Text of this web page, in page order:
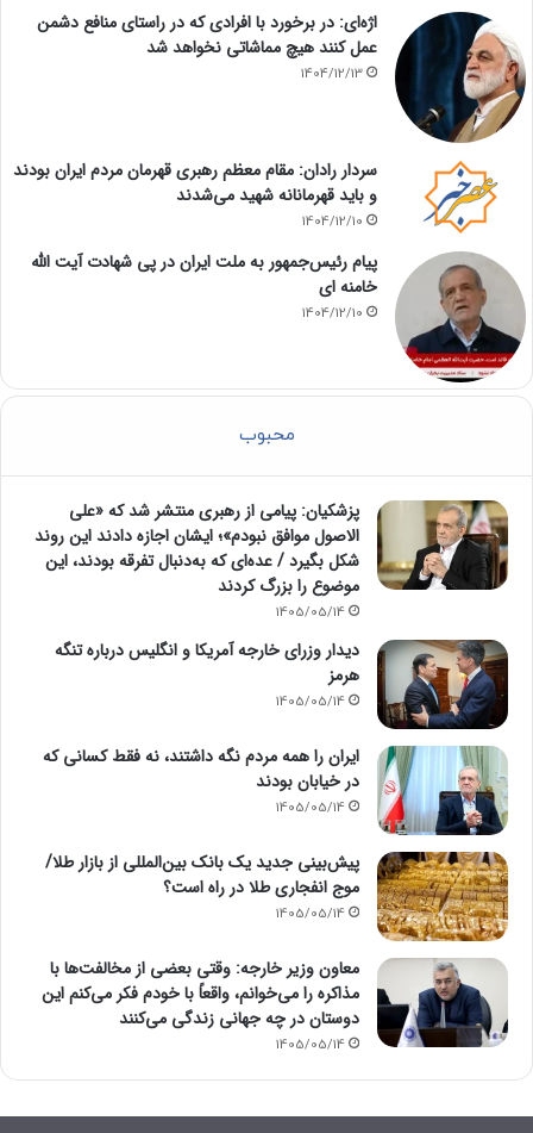
اژه‌ای: در برخورد با افرادی که در راستای منافع دشمن
عمل کنند هیچ مماشاتی نخواهد شد
1404/12/13
سردار رادان: مقام معظم رهبری قهرمان مردم ایران بودند
و باید قهرمانانه شهید می‌شدند
1404/12/10
پیام رئیس‌جمهور به ملت ایران در پی شهادت آیت الله
خامنه ای
1404/12/10
محبوب
پزشکیان: پیامی از رهبری منتشر شد که «علی
الاصول موافق نبودم»؛ ایشان اجازه دادند این روند
شکل بگیرد / عده‌ای که به‌دنبال تفرقه بودند، این
موضوع را بزرگ کردند
1405/05/14
دیدار وزرای خارجه آمریکا و انگلیس درباره تنگه
هرمز
1405/05/14
ایران را همه مردم نگه داشتند، نه فقط کسانی که
در خیابان بودند
1405/05/14
پیش‌بینی جدید یک بانک بین‌المللی از بازار طلا/
موج انفجاری طلا در راه است؟
1405/05/14
معاون وزیر خارجه: وقتی بعضی از مخالفت‌ها با
مذاکره را می‌خوانم، واقعاً با خودم فکر می‌کنم این
دوستان در چه جهانی زندگی می‌کنند
1405/05/14